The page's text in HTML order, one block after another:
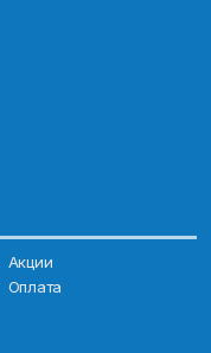
Акции
Оплата